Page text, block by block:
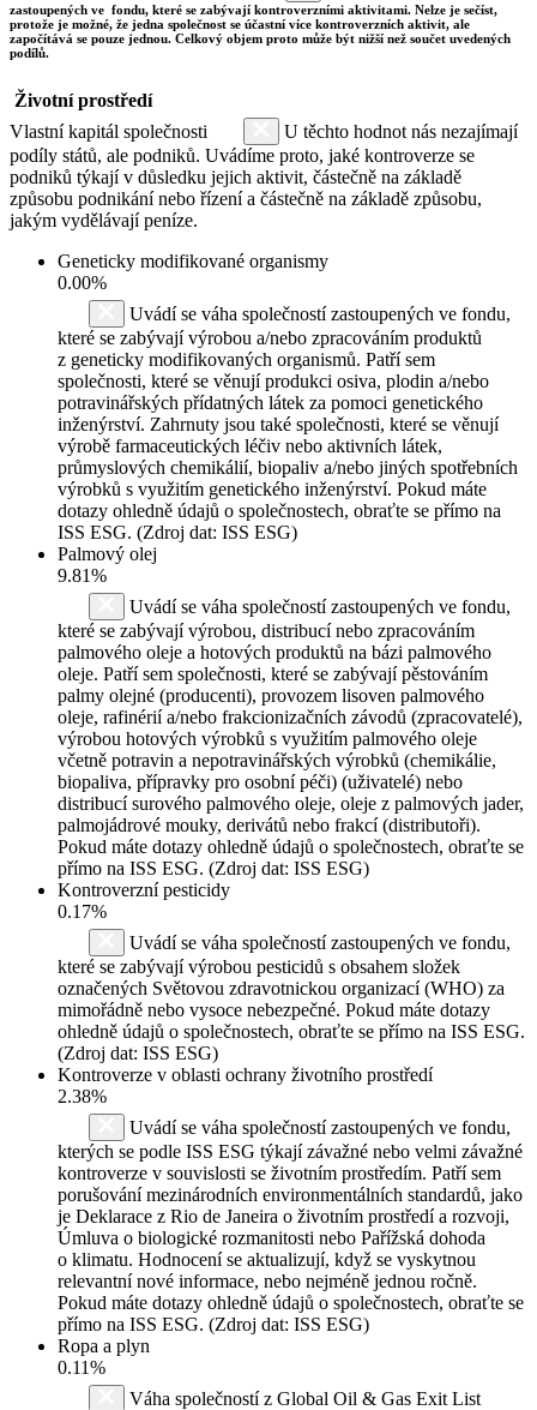
zastoupených ve fondu, které se zabývají kontroverzními aktivitami. Nelze je sečíst,
protože je možné, že jedna společnost se účastní více kontroverzních aktivit, ale
započítává se pouze jednou. Celkový objem proto může být nižší než součet uvedených
podílů.
Životní prostředí
Vlastní kapitál společnosti
U těchto hodnot nás nezajímají
podíly států, ale podniků. Uvádíme proto, jaké kontroverze se
podniků týkají v důsledku jejich aktivit, částečně na základě
způsobu podnikání nebo řízení a částečně na základě způsobu,
jakým vydělávají peníze.
Geneticky modifikované organismy
0.00%
Uvádí se váha společností zastoupených ve fondu,
které se zabývají výrobou a/nebo zpracováním produktů
z geneticky modifikovaných organismů. Patří sem
společnosti, které se věnují produkci osiva, plodin a/nebo
potravinářských přídatných látek za pomoci genetického
inženýrství. Zahrnuty jsou také společnosti, které se věnují
výrobě farmaceutických léčiv nebo aktivních látek,
průmyslových chemikálií, biopaliv a/nebo jiných spotřebních
výrobků s využitím genetického inženýrství. Pokud máte
dotazy ohledně údajů o společnostech, obraťte se přímo na
ISS ESG. (Zdroj dat: ISS ESG)
Palmový olej
9.81%
Uvádí se váha společností zastoupených ve fondu,
které se zabývají výrobou, distribucí nebo zpracováním
palmového oleje a hotových produktů na bázi palmového
oleje. Patří sem společnosti, které se zabývají pěstováním
palmy olejné (producenti), provozem lisoven palmového
oleje, rafinérií a/nebo frakcionizačních závodů (zpracovatelé),
výrobou hotových výrobků s využitím palmového oleje
včetně potravin a nepotravinářských výrobků (chemikálie,
biopaliva, přípravky pro osobní péči) (uživatelé) nebo
distribucí surového palmového oleje, oleje z palmových jader,
palmojádrové mouky, derivátů nebo frakcí (distributoři).
Pokud máte dotazy ohledně údajů o společnostech, obraťte se
přímo na ISS ESG. (Zdroj dat: ISS ESG)
Kontroverzní pesticidy
0.17%
Uvádí se váha společností zastoupených ve fondu,
které se zabývají výrobou pesticidů s obsahem složek
označených Světovou zdravotnickou organizací (WHO) za
mimořádně nebo vysoce nebezpečné. Pokud máte dotazy
ohledně údajů o společnostech, obraťte se přímo na ISS ESG.
(Zdroj dat: ISS ESG)
Kontroverze v oblasti ochrany životního prostředí
2.38%
Uvádí se váha společností zastoupených ve fondu,
kterých se podle ISS ESG týkají závažné nebo velmi závažné
kontroverze v souvislosti se životním prostředím. Patří sem
porušování mezinárodních environmentálních standardů, jako
je Deklarace z Rio de Janeira o životním prostředí a rozvoji,
Úmluva o biologické rozmanitosti nebo Pařížská dohoda
o klimatu. Hodnocení se aktualizují, když se vyskytnou
relevantní nové informace, nebo nejméně jednou ročně.
Pokud máte dotazy ohledně údajů o společnostech, obraťte se
přímo na ISS ESG. (Zdroj dat: ISS ESG)
Ropa a plyn
0.11%
Váha společností z Global Oil & Gas Exit List